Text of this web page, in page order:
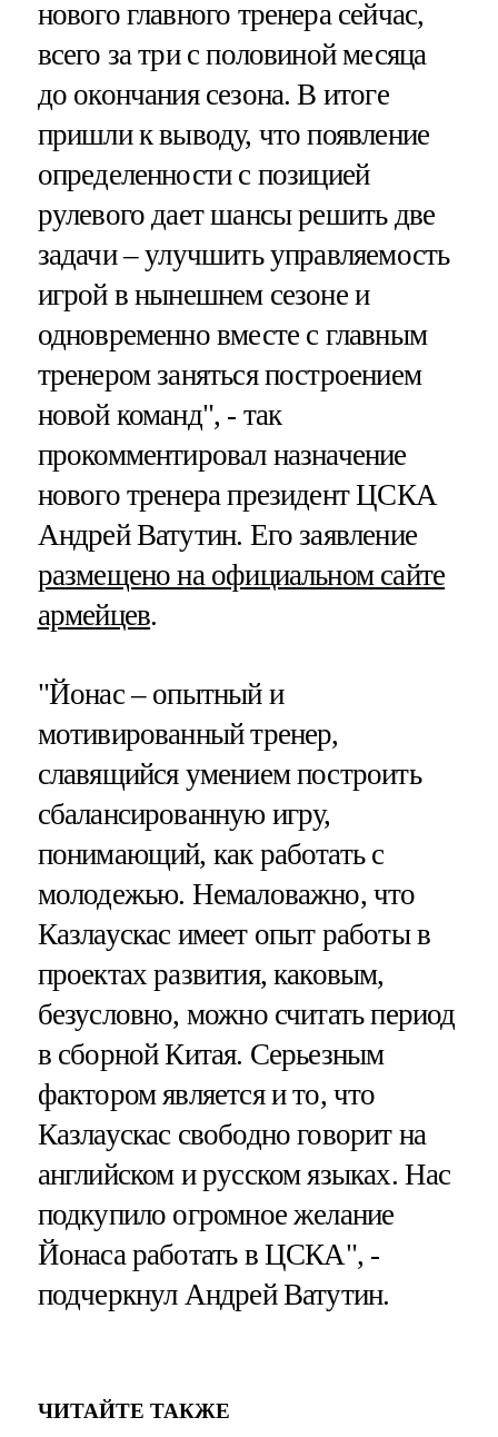
нового главного тренера сейчас,
всего за три с половиной месяца
до окончания сезона. В итоге
пришли к выводу, что появление
определенности с позицией
рулевого дает шансы решить две
задачи – улучшить управляемость
игрой в нынешнем сезоне и
одновременно вместе с главным
тренером заняться построением
новой команд", - так
прокомментировал назначение
нового тренера президент ЦСКА
Андрей Ватутин. Его заявление
размещено на официальном сайте
армейцев.
"Йонас – опытный и
мотивированный тренер,
славящийся умением построить
сбалансированную игру,
понимающий, как работать с
молодежью. Немаловажно, что
Казлаускас имеет опыт работы в
проектах развития, каковым,
безусловно, можно считать период
в сборной Китая. Серьезным
фактором является и то, что
Казлаускас свободно говорит на
английском и русском языках. Нас
подкупило огромное желание
Йонаса работать в ЦСКА", -
подчеркнул Андрей Ватутин.
ЧИТАЙТЕ ТАКЖЕ